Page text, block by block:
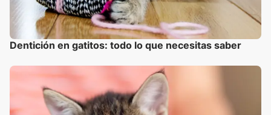
Dentición en gatitos: todo lo que necesitas saber